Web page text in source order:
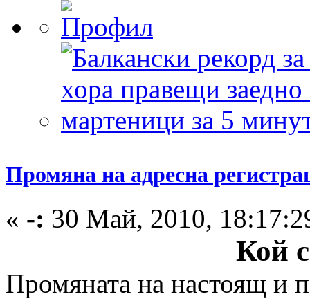
Промяна на адресна
« -: 30 Май, 2010,
Кой
Промяната на настоящ и